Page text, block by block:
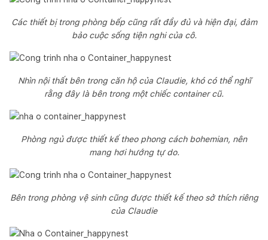
Các thiết bị trong phòng bếp cũng rất đầy đủ và hiện đại, đảm
bảo cuộc sống tiện nghi của cô.
Nhìn nội thất bên trong căn hộ của Claudie, khó có thể nghĩ
rằng đây là bên trong một chiếc container cũ.
Phòng ngủ được thiết kế theo phong cách bohemian, nên
mang hơi hướng tự do.
Bên trong phòng vệ sinh cũng được thiết kế theo sở thích riêng
của Claudie